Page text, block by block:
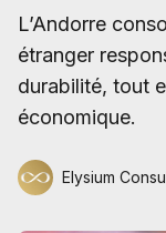
L’Andorre
étranger
durabilité, tout
économique.
Elysium